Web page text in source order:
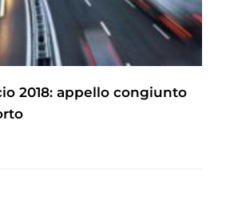
2018: appello congiunto